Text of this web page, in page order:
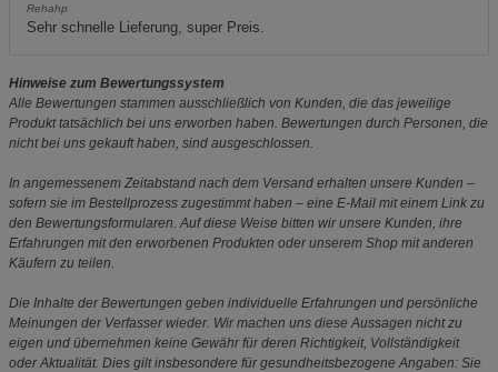
Rehahp
Sehr schnelle Lieferung, super Preis.
Hinweise zum Bewertungssystem
Alle Bewertungen stammen ausschließlich von Kunden, die das jeweilige
Produkt tatsächlich bei uns erworben haben. Bewertungen durch Personen, die
nicht bei uns gekauft haben, sind ausgeschlossen.
In angemessenem Zeitabstand nach dem Versand erhalten unsere Kunden –
sofern sie im Bestellprozess zugestimmt haben – eine E-Mail mit einem Link zu
den Bewertungsformularen. Auf diese Weise bitten wir unsere Kunden, ihre
Erfahrungen mit den erworbenen Produkten oder unserem Shop mit anderen
Käufern zu teilen.
Die Inhalte der Bewertungen geben individuelle Erfahrungen und persönliche
Meinungen der Verfasser wieder. Wir machen uns diese Aussagen nicht zu
eigen und übernehmen keine Gewähr für deren Richtigkeit, Vollständigkeit
oder Aktualität. Dies gilt insbesondere für gesundheitsbezogene Angaben: Sie